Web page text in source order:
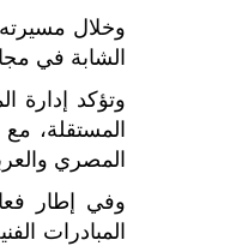
وخلال
الشابة في
وتؤكد إدارة
المستقلة،
المصري
وفي إطار
المبادرات